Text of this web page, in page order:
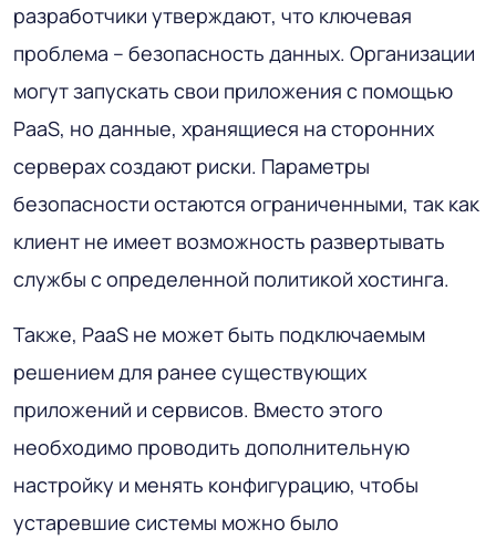
разработчики утверждают, что ключевая
проблема – безопасность данных. Организации
могут запускать свои приложения с помощью
PaaS, но данные, хранящиеся на сторонних
серверах создают риски. Параметры
безопасности остаются ограниченными, так как
клиент не имеет возможность развертывать
службы с определенной политикой хостинга.
Также, PaaS не может быть подключаемым
решением для ранее существующих
приложений и сервисов. Вместо этого
необходимо проводить дополнительную
настройку и менять конфигурацию, чтобы
устаревшие системы можно было